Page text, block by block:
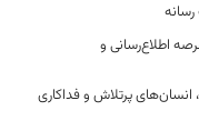
اطلاع‌رسانی و
انسان‌های پرتلاش و فداکاری